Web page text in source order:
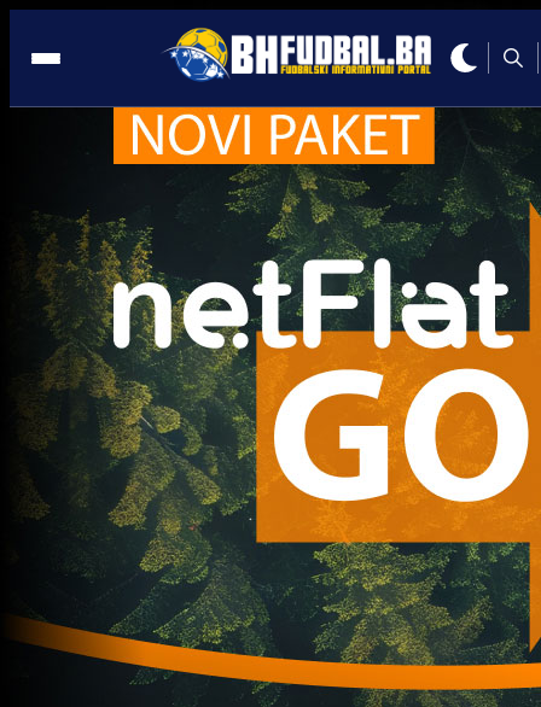
PFHSC
Ostale vijesti
Ima potencijal, ali ga ne pokazuje na terenu!
puta ste ovo čuli?
3 mjesec 3 sedmica